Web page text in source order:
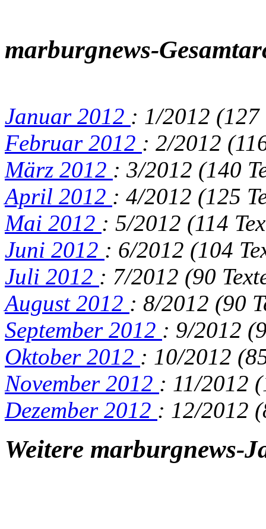
marburgnews-
Januar 2012 : 1/2012 (127
Februar 2012 : 2/2012
März 2012 : 3/2012 (140
April 2012 : 4/2012 (125
Mai 2012 : 5/2012 (114
Juni 2012 : 6/2012 (104
Juli 2012 : 7/2012 (90
August 2012 : 8/2012 (90
September 2012 : 9/2012
Oktober 2012 : 10/2012
November 2012 : 11/2012
Dezember 2012 : 12/2012
Weitere marburgnews-